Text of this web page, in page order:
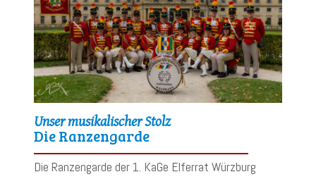
Unser musikalischer Stolz
Die Ranzengarde
Die Ranzengarde der 1. KaGe Elferrat Würzburg